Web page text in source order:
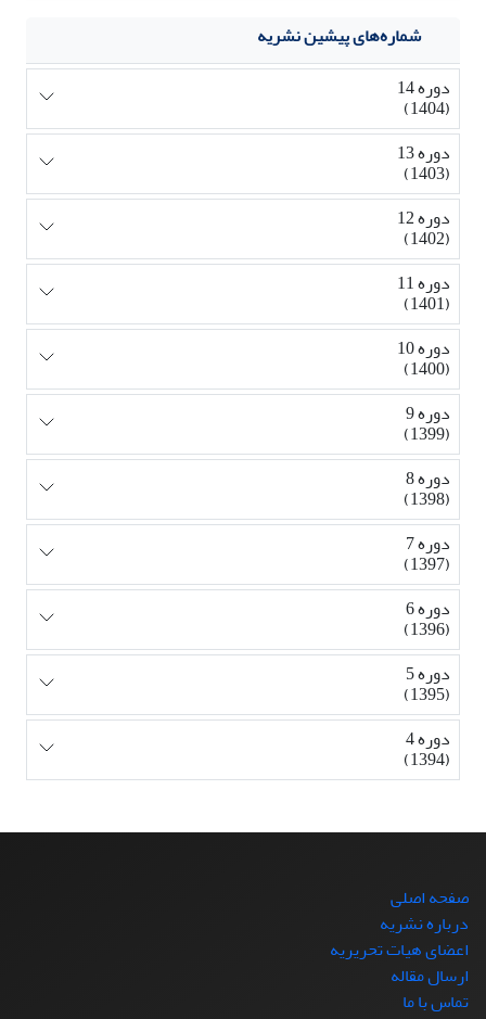
شماره‌های پیشین نشریه
دوره 14
(1404)
دوره 13
(1403)
دوره 12
(1402)
دوره 11
(1401)
دوره 10
(1400)
دوره 9
(1399)
دوره 8
(1398)
دوره 7
(1397)
دوره 6
(1396)
دوره 5
(1395)
دوره 4
(1394)
صفحه اصلی
درباره نشریه
اعضای هیات تحریریه
ارسال مقاله
تماس با ما